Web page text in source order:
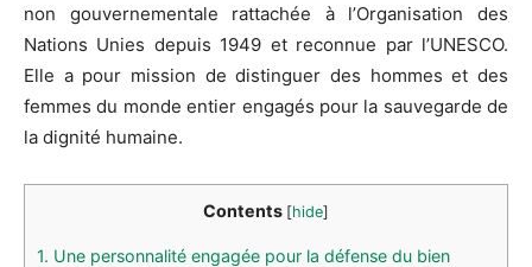
non gouvernementale rattachée à l’Organisation des
Nations Unies depuis 1949 et reconnue par l’UNESCO.
Elle a pour mission de distinguer des hommes et des
femmes du monde entier engagés pour la sauvegarde de
la dignité humaine.
Contents [hide]
1. Une personnalité engagée pour la défense du bien